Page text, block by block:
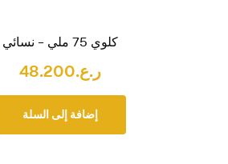
كلوي 75 ملي – نسائي
ر.ع.48.200
إضافة إلى السلة